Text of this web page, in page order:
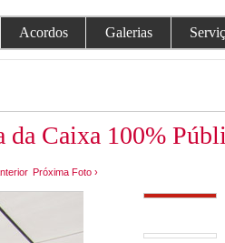
Acordos Galerias
Caixa 100%
Próxima Foto ›